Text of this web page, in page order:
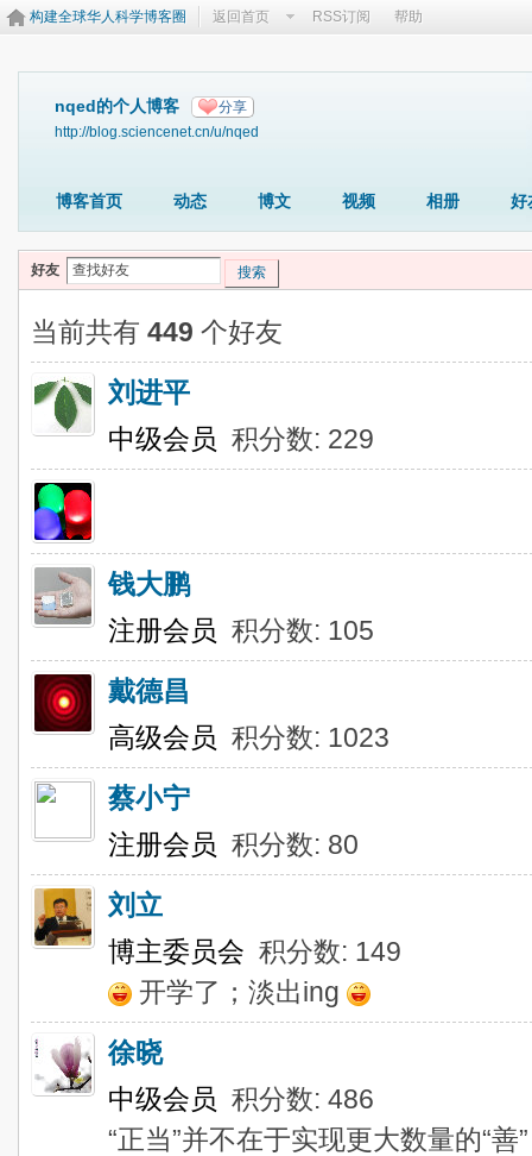
构建全球华人科学博客圈 返回首页 RSS订阅 帮助
nqed的个人博客 分享
http://blog.sciencenet.cn/u/nqed
博客首页 动态 博文 视频 相册 好
好友 搜索
当前共有 449 个好友
刘进平
中级会员 积分数: 229
钱大鹏
注册会员 积分数: 105
戴德昌
高级会员 积分数: 1023
蔡小宁
注册会员 积分数: 80
刘立
博主委员会 积分数: 149
开学了；淡出ing
徐晓
中级会员 积分数: 486
“正当”并不在于实现更大数量的“